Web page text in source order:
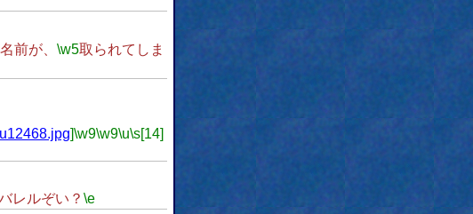
名前が、 \w5取られてしま
]\w9\w9\u\s[14]
レルぞい？ \e